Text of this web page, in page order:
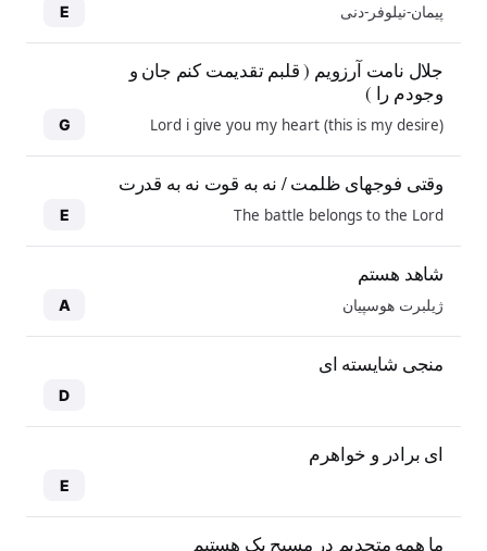
پیمان-نیلوفر-دنی E
جلال نامت آرزویم ( قلبم تقدیمت کنم جان و
وجودم را )
Lord i give you my heart (this is my desire)
G
وقتی فوجهای ظلمت / نه به قوت نه به قدرت
The battle belongs to the Lord
E
شاهد هستم
ژیلبرت هوسپیان A
منجی شایسته ای
D
ای برادر و خواهرم
E
ما همه متحدیم در مسیح یک هستیم